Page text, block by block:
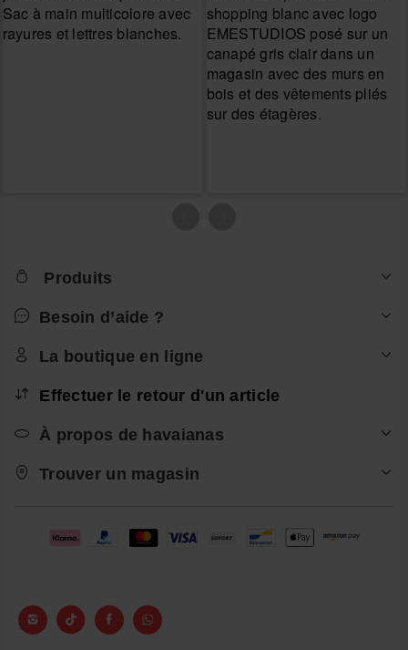
Produits
Besoin d’aide ?
La boutique en ligne
Effectuer le retour d'un article
À propos de havaianas
Trouver un magasin